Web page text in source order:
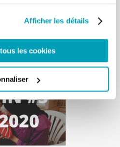
Afficher les détails
les cookies